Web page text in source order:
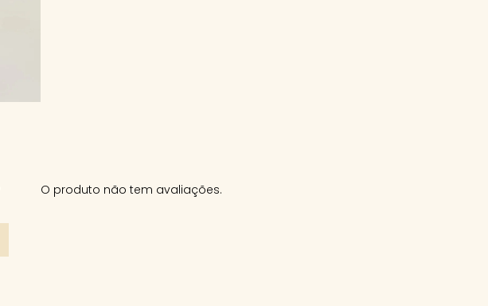
O produto não tem avaliações.